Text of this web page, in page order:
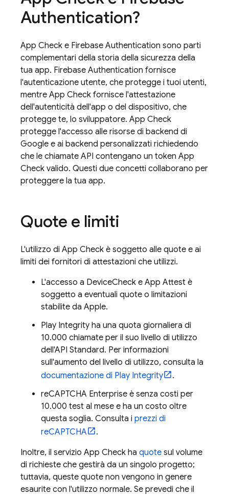
Authentication?
App Check e Firebase Authentication sono parti
complementari della storia della sicurezza della
tua app. Firebase Authentication fornisce
l'autenticazione utente, che protegge i tuoi utenti,
mentre App Check fornisce l'attestazione
dell'autenticità dell'app o del dispositivo, che
protegge te, lo sviluppatore. App Check
protegge l'accesso alle risorse di backend di
Google e ai backend personalizzati richiedendo
che le chiamate API contengano un token App
Check valido. Questi due concetti collaborano per
proteggere la tua app.
Quote e limiti
L'utilizzo di App Check è soggetto alle quote e ai
limiti dei fornitori di attestazioni che utilizzi.
L'accesso a DeviceCheck e App Attest è
soggetto a eventuali quote o limitazioni
stabilite da Apple.
Play Integrity ha una quota giornaliera di
10.000 chiamate per il suo livello di utilizzo
dell'API Standard. Per informazioni
sull'aumento del livello di utilizzo, consulta la
documentazione di Play Integrity
.
reCAPTCHA Enterprise è senza costi per
10.000 test al mese e ha un costo oltre
questa soglia. Consulta i prezzi di
reCAPTCHA
.
Inoltre, il servizio App Check ha quote sul volume
di richieste che gestirà da un singolo progetto;
tuttavia, queste quote non vengono in genere
esaurite con l'utilizzo normale. Se prevedi che il